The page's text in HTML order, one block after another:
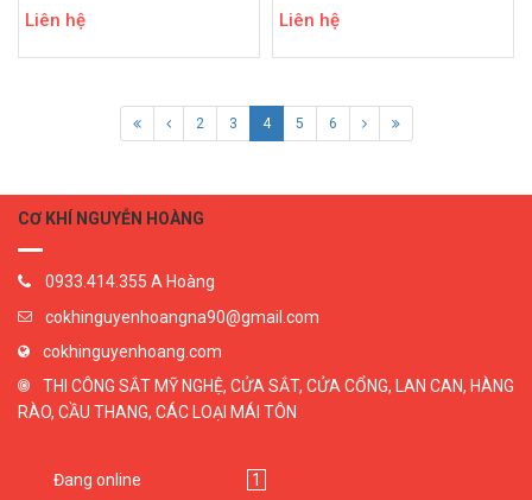
Liên hệ Liên hệ
2 3 4 5 6
CƠ KHÍ NGUYỄN HOÀNG
0933.414.355 A Hoàng
cokhinguyenhoangna90@gmail.com
cokhinguyenhoang.com
THI CÔNG SẮT MỸ NGHỆ, CỬA SẮT, CỬA CỔNG, LAN CAN, HÀNG
RÀO, CẦU THANG, CÁC LOẠI MÁI TÔN
Đang online 1